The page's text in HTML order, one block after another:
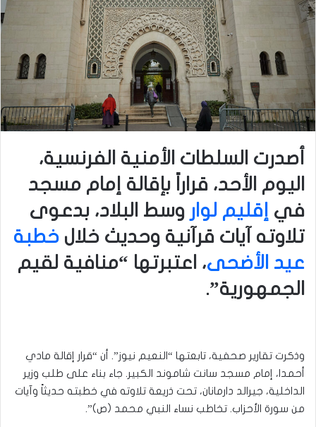
أصدرت السلطات الأمنية الفرنسية،
اليوم الأحد، قراراً بإقالة إمام مسجد
في إقليم لوار وسط البلاد، بدعوى
تلاوته آيات قرآنية وحديث خلال خطبة
عيد الأضحى، اعتبرتها “منافية لقيم
الجمهورية”.
وذكرت تقارير صحفية، تابعتها “النعيم نيوز”. أن “قرار إقالة مادي
أحمدا، إمام مسجد سانت شاموند الكبير. جاء بناء على طلب وزير
الداخلية، جيرالد دارمانان، تحت ذريعة تلاوته في خطبته حديثاً وآيات
من سورة الأحزاب. تخاطب نساء النبي محمد (ص)”.